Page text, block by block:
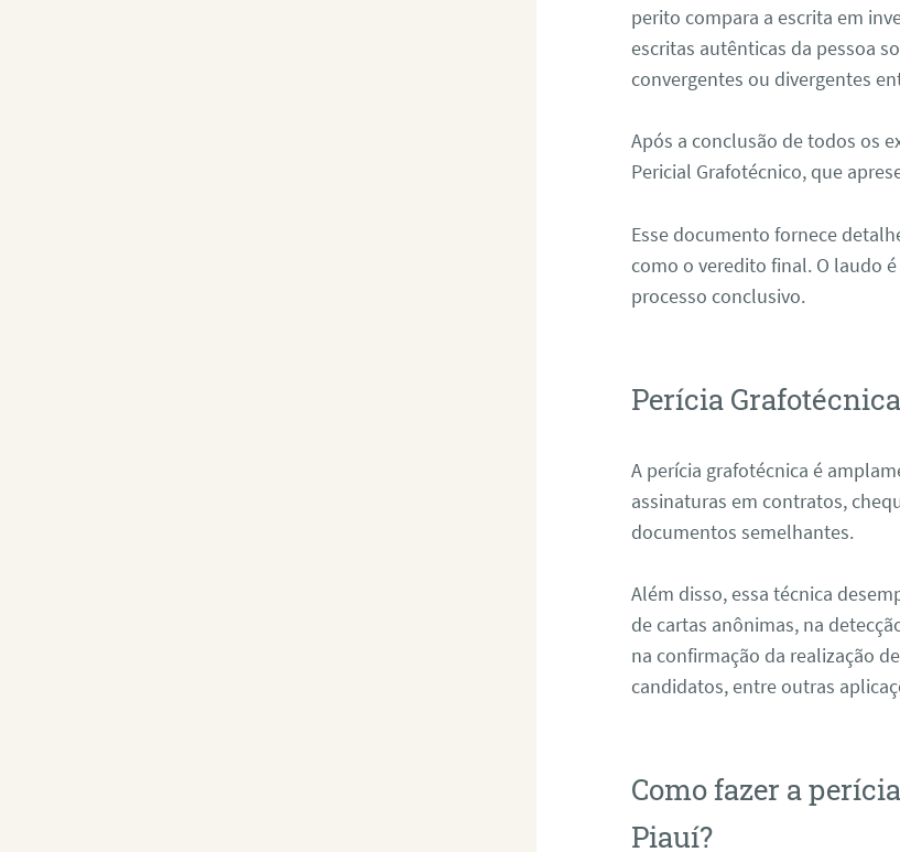
perito compara a escrita em
escritas autênticas da pessoa
convergentes ou divergentes
Após a conclusão de todos os
Pericial Grafotécnico, que
Esse documento fornece
como o veredito final. O laudo
processo conclusivo.
Perícia
A perícia grafotécnica é
assinaturas em contratos,
documentos semelhantes.
Além disso, essa técnica
de cartas anônimas, na
na confirmação da realização
candidatos, entre outras
Como fazer a
Piauí?